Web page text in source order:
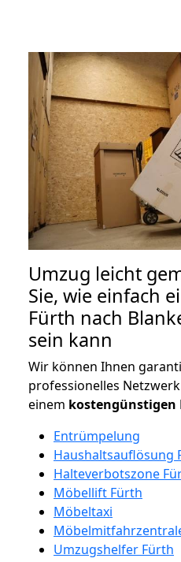
Umzug leicht
Sie, wie einfach
Fürth nach
sein kann
Wir können Ihnen
professionelles
einem kostengünstigen
Entrümpelung
Haushaltsauflösung
Halteverbotszone
Möbellift Fürth
Möbeltaxi
Umzugshelfer Fürth